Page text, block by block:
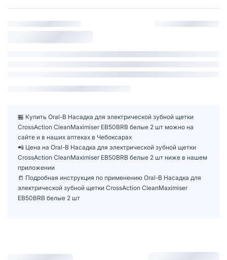
🏪 Купить Oral-B Насадка для электрической зубной щетки
CrossAction CleanMaximiser EB50BRB белые 2 шт можно на
сайте и в наших аптеках в Чебоксарах
📲 Цена на Oral-B Насадка для электрической зубной щетки
CrossAction CleanMaximiser EB50BRB белые 2 шт ниже в нашем
приложении
📒 Подробная инструкция по применению Oral-B Насадка для
электрической зубной щетки CrossAction CleanMaximiser
EB50BRB белые 2 шт